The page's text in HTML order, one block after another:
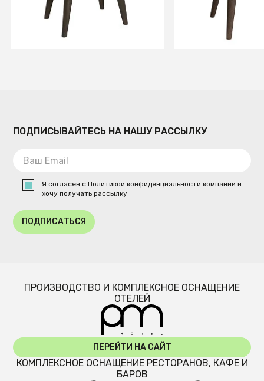
СООБЩИТЬ О ПОСТУПЛЕНИИ
Временно отсутствует
СООБЩИТЬ О
Временно
ПОДПИСЫВАЙТЕСЬ НА НАШУ РАССЫЛКУ
Я согласен сПолитикой конфиденциальности компании и
хочу получать рассылку
ПОДПИСАТЬСЯ
ПРОИЗВОДСТВО И КОМПЛЕКСНОЕ ОСНАЩЕНИЕ
ОТЕЛЕЙ
ПЕРЕЙТИ НА САЙТ
КОМПЛЕКСНОЕ ОСНАЩЕНИЕ РЕСТОРАНОВ, КАФЕ И
БАРОВ